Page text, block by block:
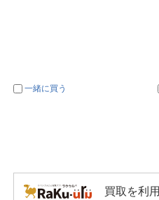
一緒に買う
買取を利